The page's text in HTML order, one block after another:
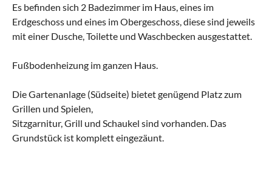
Es befinden sich 2 Badezimmer im Haus, eines im
Erdgeschoss und eines im Obergeschoss, diese sind jeweils
mit einer Dusche, Toilette und Waschbecken ausgestattet.
Fußbodenheizung im ganzen Haus.
Die Gartenanlage (Südseite) bietet genügend Platz zum
Grillen und Spielen,
Sitzgarnitur, Grill und Schaukel sind vorhanden. Das
Grundstück ist komplett eingezäunt.